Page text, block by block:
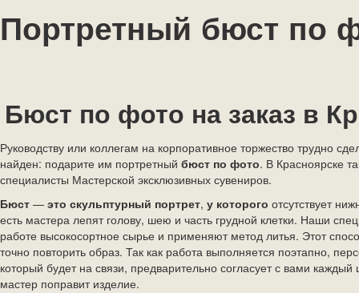
Портретный бюст по
Бюст по фото на заказ в
Руководству или коллегам на корпоративное торжество трудно
найден: подарите им портретный бюст по фото. В Красноярске
специалисты Мастерской эксклюзивных сувениров.
Бюст — это скульптурный портрет, у которого отсутствует
есть мастера лепят голову, шею и часть грудной клетки. Наши
работе высокосортное сырье и применяют метод литья. Этот
точно повторить образ. Так как работа выполняется поэтапно,
который будет на связи, предварительно согласует с вами
мастер поправит изделие.